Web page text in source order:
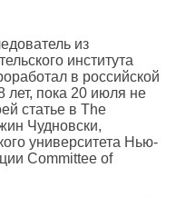
из
института
в российской
лет, пока 20 июля не
статье в The
Чудновски,
университета Нью-
Committee of